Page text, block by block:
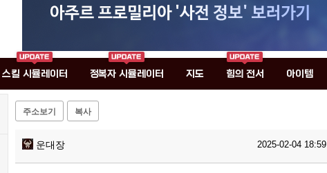
스킬 시뮬레이터 정복자 시뮬레이터 지도 힘의 전서 아이템
주소보기 복사
운대장 2025-02-04 18:59